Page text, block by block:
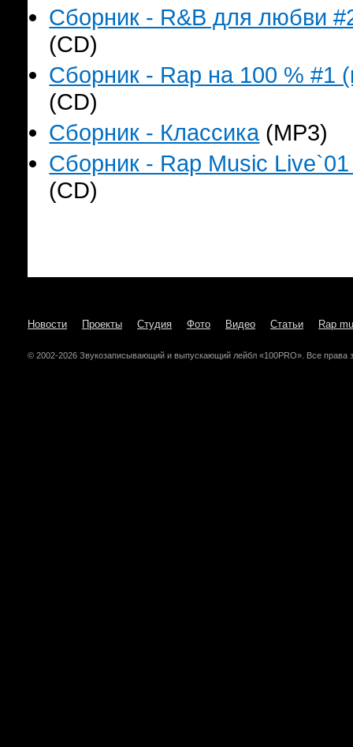
Сборник - R&B для любви
(CD)
Сборник - Rap на 100 % #1
(CD)
Сборник - Классика(MP3)
Сборник - Rap Music
(CD)
Новости Проекты Студия Фото Видео Статьи Rap
© 2002-2026 Звукозаписывающий и выпускающий лейбл «100PRO». Все